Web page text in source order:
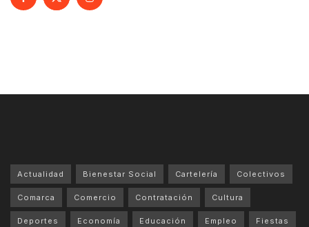
Actualidad Bienestar Social Cartelería Colectivos
Comarca Comercio Contratación Cultura
Deportes Economía Educación Empleo Fiestas